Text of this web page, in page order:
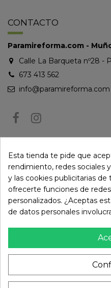
CONTACTO
Paramireforma.com -
Calle La Barqueta nº28 -
673 413 562
info@paramireforma.com
Puede darse de baja en cualquier
información de contacto en el aviso
Esta tienda te pide que
rendimiento, redes sociales
y las cookies publicitarias de
ofrecerte funciones de
personalizados. ¿Aceptas
de datos personales